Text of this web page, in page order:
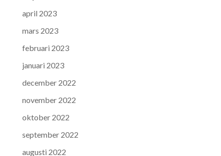
april 2023
mars 2023
februari 2023
januari 2023
december 2022
november 2022
oktober 2022
september 2022
augusti 2022